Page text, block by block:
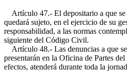
Artículo 47.- El depositario a que
quedará sujeto, en el ejercicio de su
responsabilidad, a las normas
siguiente del Código Civil.
Artículo 48.- Las denuncias a que
presentarán en la Oficina de Partes
efectos, atenderá durante toda la